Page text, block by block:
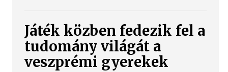
Játék közben fedezik fel a
tudomány világát a
veszprémi gyerekek